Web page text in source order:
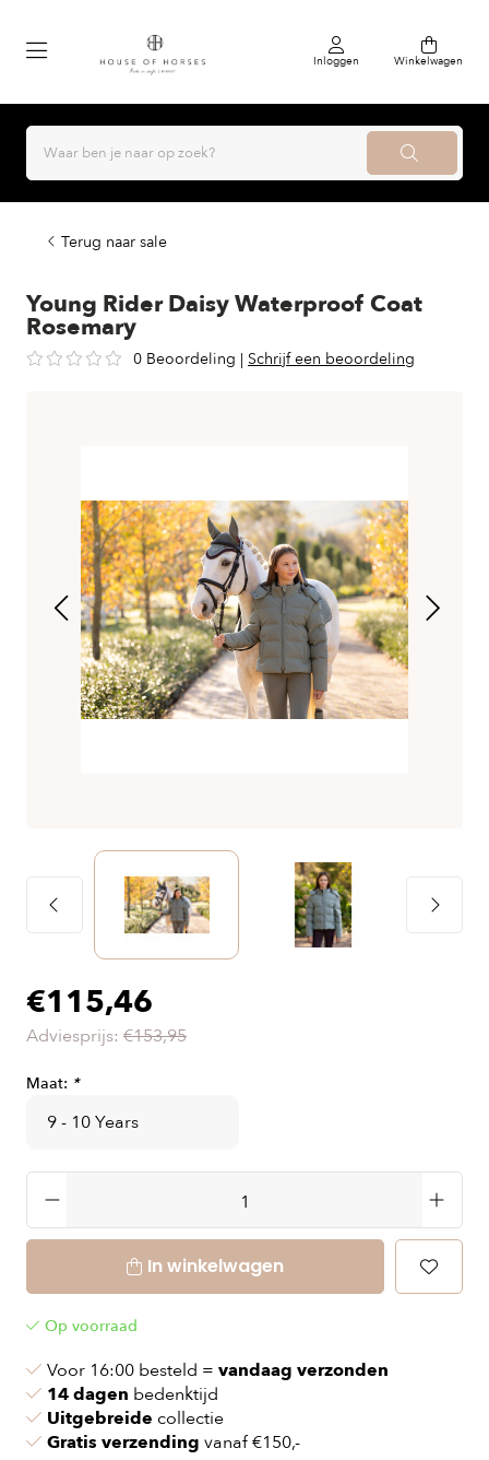
Inloggen Winkelwagen
Terug naar sale
Young Rider Daisy Waterproof Coat
Rosemary
0 Beoordeling | Schrijf een beoordeling
€115,46
Adviesprijs: €153,95
Maat: *
In winkelwagen
Op voorraad
Voor 16:00 besteld = vandaag verzonden
14 dagen bedenktijd
Uitgebreide collectie
Gratis verzending vanaf €150,-